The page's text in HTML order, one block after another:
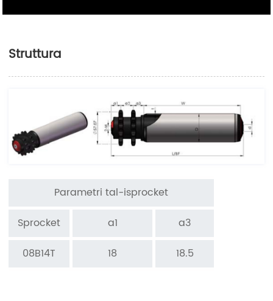
Struttura
Parametri tal-isprocket
Sprocket
a1
a3
08B14T 18 18.5